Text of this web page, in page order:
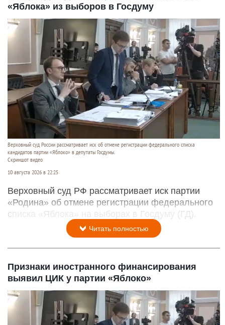
«Яблока» из выборов в Госдуму
Верховный суд России рассматривает иск об отмене регистрации федерального списка
кандидатов партии «Яблоко» в депутаты Госдумы.
Скриншот видео
10 августа 2026 в 22:25
Верховный суд РФ рассматривает иск партии
«Родина» об отмене регистрации федерального
списка «Яблока» на выборах в Госдуму (ГД).
Читать полностью
Признаки иностранного финансирования
выявил ЦИК у партии «Яблоко»